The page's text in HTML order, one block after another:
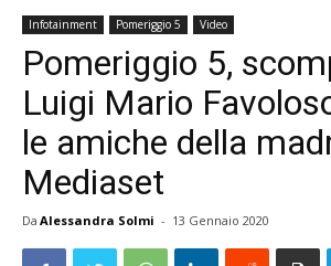
Infotainment Pomeriggio 5 Video
Pomeriggio 5,
Luigi Mario
le amiche della
Mediaset
Da Alessandra Solmi - 13 Gennaio 2020